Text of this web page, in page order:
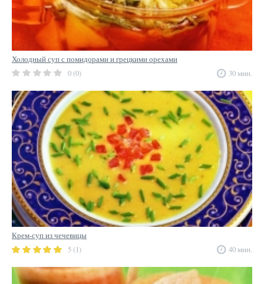
Холодный суп с помидорами и грецкими орехами
0 (0)
30 мин.
Крем-суп из чечевицы
5 (1)
40 мин.